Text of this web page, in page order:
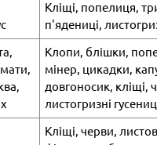
Кліщі, попелиця,
п'ядениці,
Клопи, блішки,
мінер, цикадки,
довгоносик, кліщі,
листогризні
Кліщі, черви,